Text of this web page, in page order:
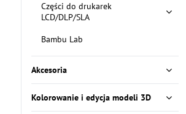
Części do drukarek
LCD/DLP/SLA
Bambu Lab
Akcesoria
Kolorowanie i edycja modeli 3D